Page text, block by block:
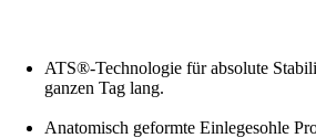
ATS®-Technologie für absolute
ganzen Tag lang.
Anatomisch geformte Einlegesohle